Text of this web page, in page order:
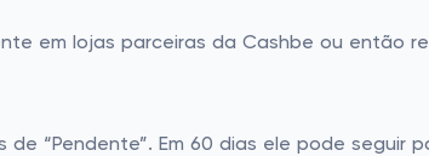
em lojas parceiras da Cashbe ou então
“Pendente”. Em 60 dias ele pode seguir